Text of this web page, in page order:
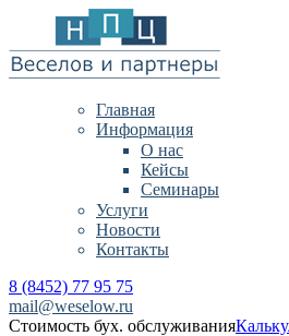
Главная
Информация
О нас
Кейсы
Семинары
Услуги
Новости
Контакты
8 (8452) 77 95 75
mail@weselow.ru
Стоимость бух. обслуживания